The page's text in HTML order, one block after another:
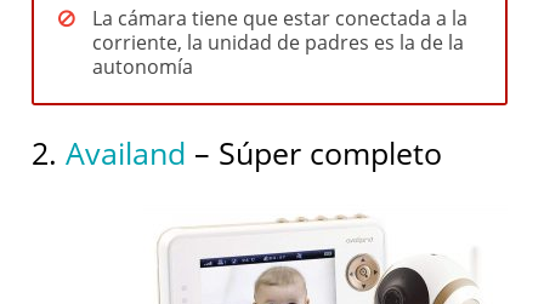
La cámara tiene que estar conectada a la
corriente, la unidad de padres es la de la
autonomía
2.Availand – Súper completo